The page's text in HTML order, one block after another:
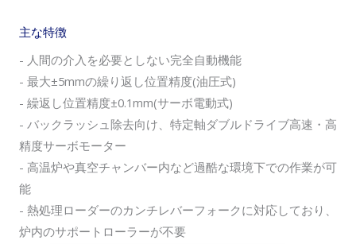
主な特徴
- 人間の介入を必要としない完全自動機能
- 最大±5mmの繰り返し位置精度(油圧式)
- 繰返し位置精度±0.1mm(サーボ電動式)
- バックラッシュ除去向け、特定軸ダブルドライブ高速・高
精度サーボモーター
- 高温炉や真空チャンバー内など過酷な環境下での作業が可
能
- 熱処理ローダーのカンチレバーフォークに対応しており、
炉内のサポートローラーが不要